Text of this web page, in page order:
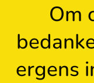
Om
ergens